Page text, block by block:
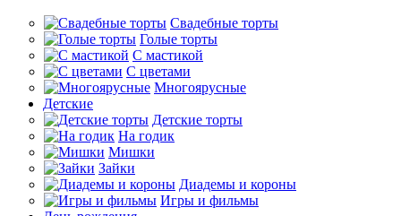
Свадебные торты
Голые торты
С мастикой
С цветами
Многоярусные
Детские
Детские торты
На годик
Мишки
Зайки
Диадемы и короны
Игры и фильмы